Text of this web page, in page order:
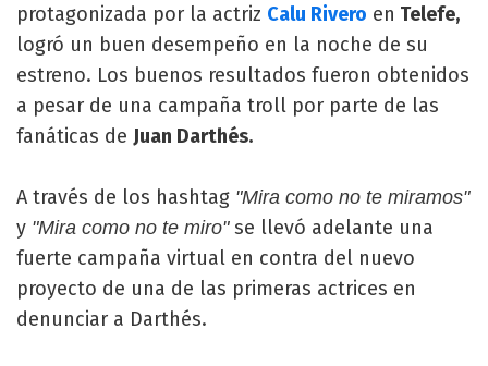
protagonizada por la actriz Calu Rivero en Telefe,
logró un buen desempeño en la noche de su
estreno. Los buenos resultados fueron obtenidos
a pesar de una campaña troll por parte de las
fanáticas de Juan Darthés.
A través de los hashtag "Mira como no te miramos"
y "Mira como no te miro"se llevó adelante una
fuerte campaña virtual en contra del nuevo
proyecto de una de las primeras actrices en
denunciar a Darthés.